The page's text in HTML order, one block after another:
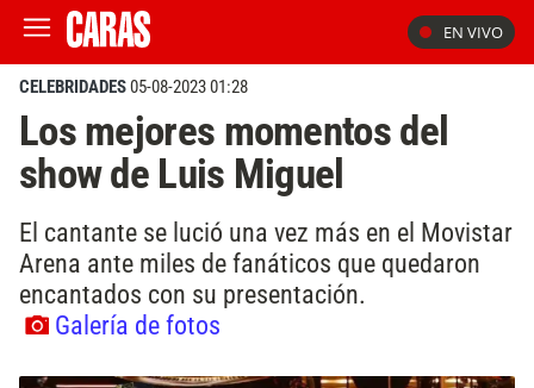
EN VIVO
CELEBRIDADES05-08-2023 01:28
Los mejores momentos del
show de Luis Miguel
El cantante se lució una vez más en el Movistar
Arena ante miles de fanáticos que quedaron
encantados con su presentación.
Galería de fotos